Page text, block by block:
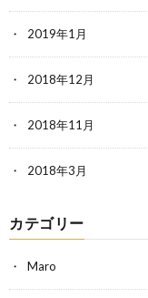
2019年1月
2018年12月
2018年11月
2018年3月
カテゴリー
Maro